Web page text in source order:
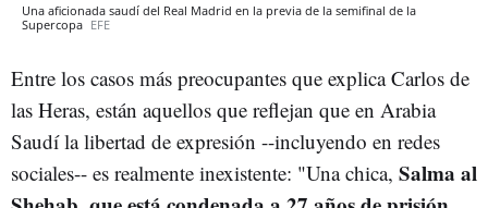
Una aficionada saudí del Real Madrid en la previa de la semifinal de la
Supercopa EFE
Entre los casos más preocupantes que explica Carlos de
las Heras, están aquellos que reflejan que en Arabia
Saudí la libertad de expresión --incluyendo en redes
sociales-- es realmente inexistente: "Una chica, Salma al